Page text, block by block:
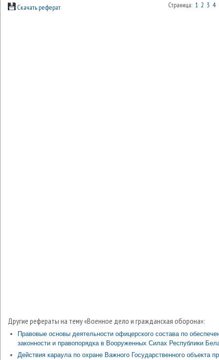
Скачать реферат Страница: 1 2 3 4
Другие рефераты на тему «Военное дело и гражданская оборона»:
Правовые основы деятельности офицерского состава по
законности и правопорядка в Вооруженных Силах Республики
Действия караула по охране Важного Государственного объекта